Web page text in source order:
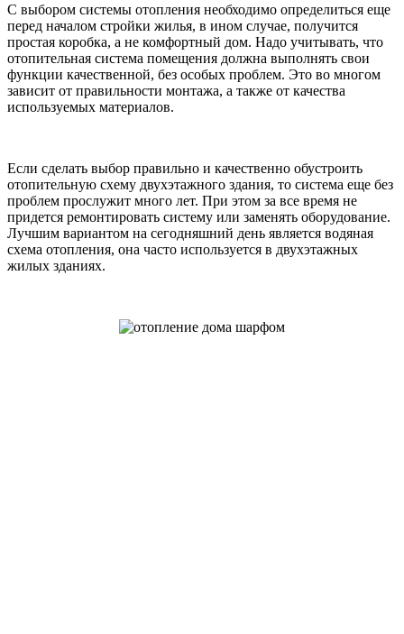
С выбором системы отопления необходимо определиться еще
перед началом стройки жилья, в ином случае, получится
простая коробка, а не комфортный дом. Надо учитывать, что
отопительная система помещения должна выполнять свои
функции качественной, без особых проблем. Это во многом
зависит от правильности монтажа, а также от качества
используемых материалов.
Если сделать выбор правильно и качественно обустроить
отопительную схему двухэтажного здания, то система еще без
проблем прослужит много лет. При этом за все время не
придется ремонтировать систему или заменять оборудование.
Лучшим вариантом на сегодняшний день является водяная
схема отопления, она часто используется в двухэтажных
жилых зданиях.